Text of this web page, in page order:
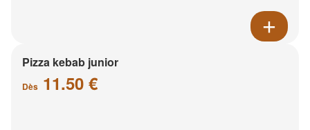
Pizza kebab junior
Dès 11.50 €